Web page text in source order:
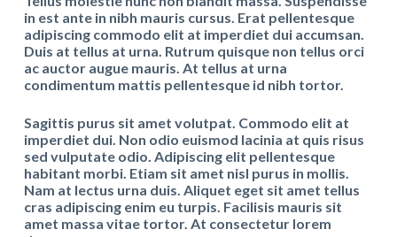
in est ante in nibh mauris cursus. Erat pellentesque
adipiscing commodo elit at imperdiet dui accumsan.
Duis at tellus at urna. Rutrum quisque non tellus orci
ac auctor augue mauris. At tellus at urna
condimentum mattis pellentesque id nibh tortor.
Sagittis purus sit amet volutpat. Commodo elit at
imperdiet dui. Non odio euismod lacinia at quis risus
sed vulputate odio. Adipiscing elit pellentesque
habitant morbi. Etiam sit amet nisl purus in mollis.
Nam at lectus urna duis. Aliquet eget sit amet tellus
cras adipiscing enim eu turpis. Facilisis mauris sit
amet massa vitae tortor. At consectetur lorem